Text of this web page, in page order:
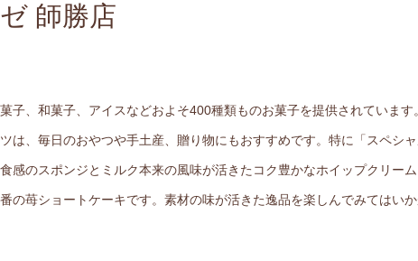
師勝店
子、和菓子、アイスなどおよそ400種類ものお菓子を提供されていま
は、毎日のおやつや手土産、贈り物にもおすすめです。特に「スペシ
感のスポンジとミルク本来の風味が活きたコク豊かなホイップクリー
の苺ショートケーキです。素材の味が活きた逸品を楽しんでみてはいか